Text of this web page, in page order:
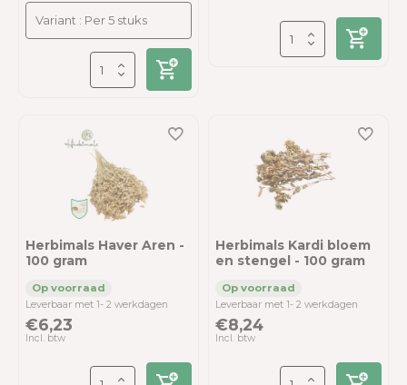
Herbimals Haver Aren -
100 gram
Leverbaar met 1- 2 werkdagen
€6,23
Incl. btw
Herbimals Kardi bloem
en stengel - 100 gram
Leverbaar met 1- 2 werkdagen
€8,24
Incl. btw